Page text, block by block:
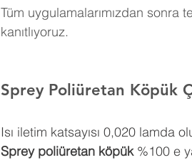
Tüm uygulamalarımızdan sonra
kanıtlıyoruz.
Sprey Poliüretan Köpük
Isı iletim katsayısı 0,020 lamda
Sprey poliüretan köpük %100 e